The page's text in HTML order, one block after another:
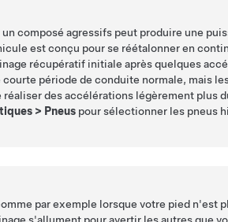
composé agressifs peut produire une
est conçu pour se réétalonner en
récupératif initiale après quelques
période de conduite normale, mais
des accélérations légèrement plus
> Pneus pour sélectionner les pneus
par exemple lorsque votre pied n'est